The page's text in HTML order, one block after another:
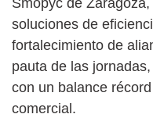
soluciones de
fortalecimiento de
pauta de las
con un balance
comercial.